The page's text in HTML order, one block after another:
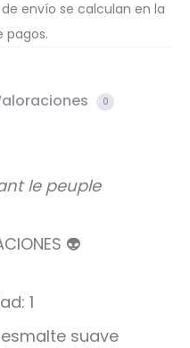
envío se calculan en la
pagos.
0
le peuple
👽
1
suave